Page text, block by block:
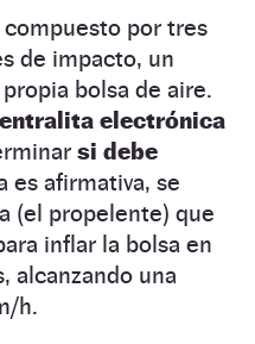
por tres
de impacto, un
bolsa de aire.
electrónica
si debe
es afirmativa, se
(el propelente) que
inflar la bolsa en
alcanzando una
h.